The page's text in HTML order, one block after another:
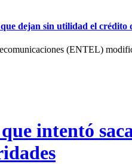
dejan sin utilidad el crédito
(ENTEL)
intentó